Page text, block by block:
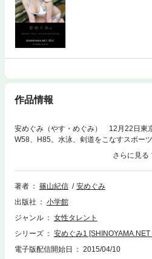
作品情報
安めぐみ（やす・めぐみ） 12月22日東
W58、H85。水泳、剣道をこなすスポー
ピアノにも挑む心身両面のバランスを保
トップ人気を得ている。※この作品は『安
』を元に編集を加えた特別版となります
OOK] 』と一部内容が重複しておりますの
著者 篠山紀信
安めぐみ
出版社
小学館
ジャンル
女性タレント
シリーズ
安めぐみ1 [SHINOYAMA.NET
電子版配信開始日
2015/04/10